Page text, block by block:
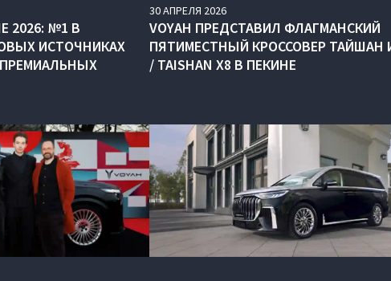
2026: №1 В
ИСТОЧНИКАХ
30АПРЕЛЯ 2026
VOYAH ПРЕДСТАВИЛ ФЛАГМАНСКИЙ
ПЯТИМЕСТНЫЙ КРОССОВЕР ТАЙШАН
/ TAISHAN X8 В ПЕКИНЕ